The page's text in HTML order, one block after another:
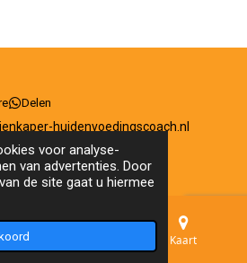
voor analyse-
van advertenties. Door
de site gaat u hiermee
Delen
huidenvoedingscoach.nl
Telefoonnummer Kaart